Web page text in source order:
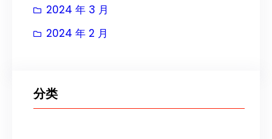
2024 年 3 月
2024 年 2 月
分类